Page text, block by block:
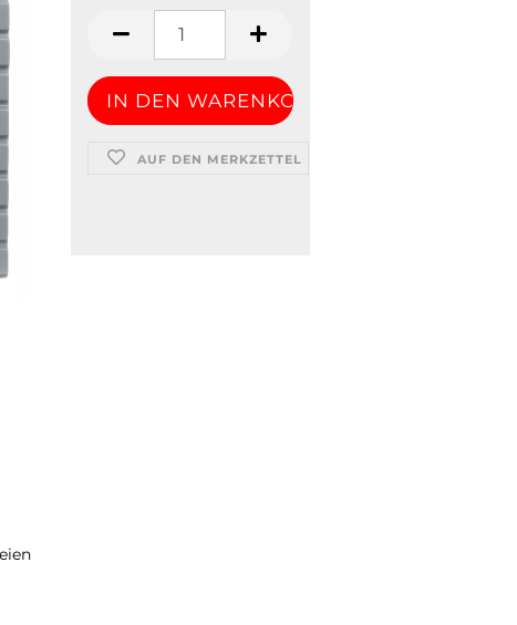
AUF DEN MERKZETTEL